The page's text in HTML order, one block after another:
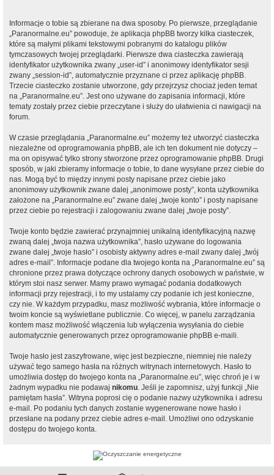
Informacje o tobie są zbierane na dwa sposoby. Po pierwsze, przeglądanie
„Paranormalne.eu” powoduje, że aplikacja phpBB tworzy kilka ciasteczek,
które są małymi plikami tekstowymi pobranymi do katalogu plików
tymczasowych twojej przeglądarki. Pierwsze dwa ciasteczka zawierają
identyfikator użytkownika zwany „user-id” i anonimowy identyfikator sesji
zwany „session-id”, automatycznie przyznane ci przez aplikację phpBB.
Trzecie ciasteczko zostanie utworzone, gdy przejrzysz chociaż jeden temat
na „Paranormalne.eu”. Jest ono używane do zapisania informacji, które
tematy zostały przez ciebie przeczytane i służy do ułatwienia ci nawigacji na
forum.
W czasie przeglądania „Paranormalne.eu” możemy też utworzyć ciasteczka
niezależne od oprogramowania phpBB, ale ich ten dokument nie dotyczy –
ma on opisywać tylko strony stworzone przez oprogramowanie phpBB. Drugi
sposób, w jaki zbieramy informacje o tobie, to dane wysyłane przez ciebie do
nas. Mogą być to między innymi posty napisane przez ciebie jako
anonimowy użytkownik zwane dalej „anonimowe posty”, konta użytkownika
założone na „Paranormalne.eu” zwane dalej „twoje konto” i posty napisane
przez ciebie po rejestracji i zalogowaniu zwane dalej „twoje posty”.
Twoje konto będzie zawierać przynajmniej unikalną identyfikacyjną nazwę
zwaną dalej „twoja nazwa użytkownika”, hasło używane do logowania
zwane dalej „twoje hasło” i osobisty aktywny adres e-mail zwany dalej „twój
adres e-mail”. Informacje podane dla twojego konta na „Paranormalne.eu” są
chronione przez prawa dotyczące ochrony danych osobowych w państwie, w
którym stoi nasz serwer. Mamy prawo wymagać podania dodatkowych
informacji przy rejestracji, i to my ustalamy czy podanie ich jest konieczne,
czy nie. W każdym przypadku, masz możliwość wybrania, które informacje o
twoim koncie są wyświetlane publicznie. Co więcej, w panelu zarządzania
kontem masz możliwość włączenia lub wyłączenia wysyłania do ciebie
automatycznie generowanych przez oprogramowanie phpBB e-maili.
Twoje hasło jest zaszyfrowane, więc jest bezpieczne, niemniej nie należy
używać tego samego hasła na różnych witrynach internetowych. Hasło to
umożliwia dostęp do twojego konta na „Paranormalne.eu”, więc chroń je i w
żadnym wypadku nie podawaj nikomu. Jeśli je zapomnisz, użyj funkcji „Nie
pamiętam hasła”. Witryna poprosi cię o podanie nazwy użytkownika i adresu
e-mail. Po podaniu tych danych zostanie wygenerowane nowe hasło i
przesłane na podany przez ciebie adres e-mail. Umożliwi ono odzyskanie
dostępu do twojego konta.